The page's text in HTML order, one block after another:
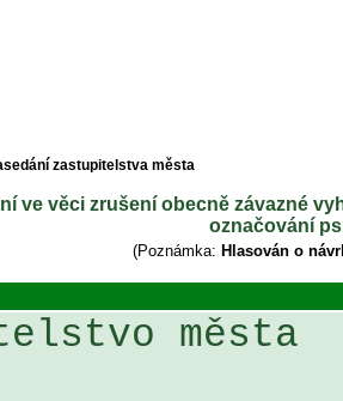
zastupitelstva města
ve věci zrušení obecně závazné
označování
(Poznámka: Hlasován o
města